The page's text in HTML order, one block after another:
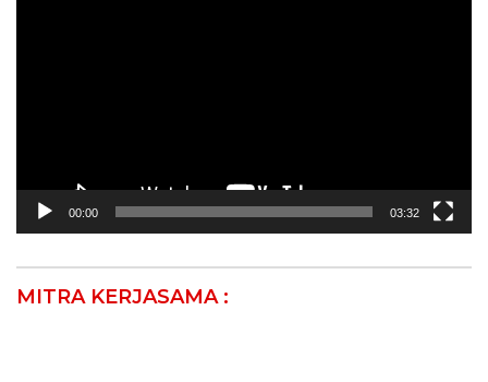
00:00 03:32
MITRA KERJASAMA :